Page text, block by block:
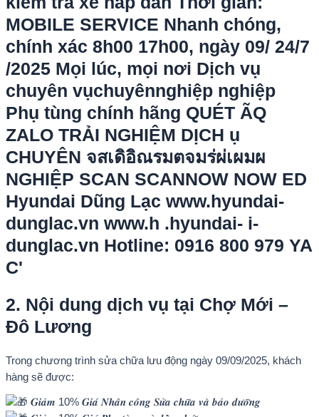
2. Nội dung dịch vụ tại Chợ Mới –
Đô Lương
Trong chương trình sửa chữa lưu động ngày 09/09/2025, khách
hàng sẽ được:
𝑮𝒊𝒂̉𝒎 10% 𝑮𝒊𝒂́ 𝑵𝒉𝒂̂𝒏 𝒄𝒐̂𝒏𝒈 𝑺𝒖̛̉𝒂 𝒄𝒉𝒖̛̃𝒂 𝒗𝒂̀ 𝒃𝒂̉𝒐 𝒅𝒖̛𝒐̛̃𝒏𝒈